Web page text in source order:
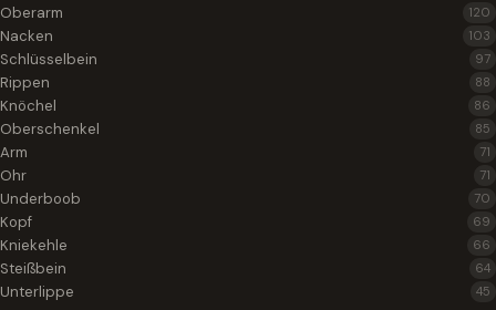
Oberarm 120
Nacken 103
Schlüsselbein 97
Rippen 88
Knöchel 86
Oberschenkel 85
Arm 71
Ohr 71
Underboob 70
Kopf 69
Kniekehle 66
Steißbein 64
Unterlippe 45